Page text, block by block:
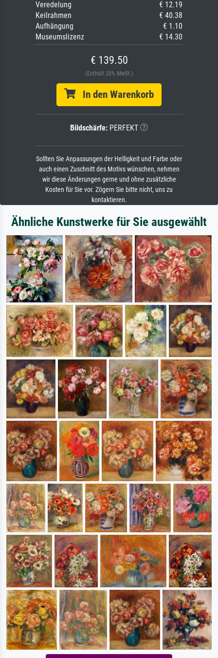
Veredelung
€ 12.19
Keilrahmen
€ 40.38
Aufhängung
€ 1.10
Museumslizenz
€ 14.30
€ 139.50
(Enthält 20% MwSt.)
In den Warenkorb
Bildschärfe: PERFEKT
Sollten Sie Anpassungen der Helligkeit und Farbe oder
auch einen Zuschnitt des Motivs wünschen, nehmen
wir diese Änderungen gerne und ohne zusätzliche
Kosten für Sie vor. Zögern Sie bitte nicht, uns zu
kontaktieren.
Ähnliche Kunstwerke für Sie ausgewählt